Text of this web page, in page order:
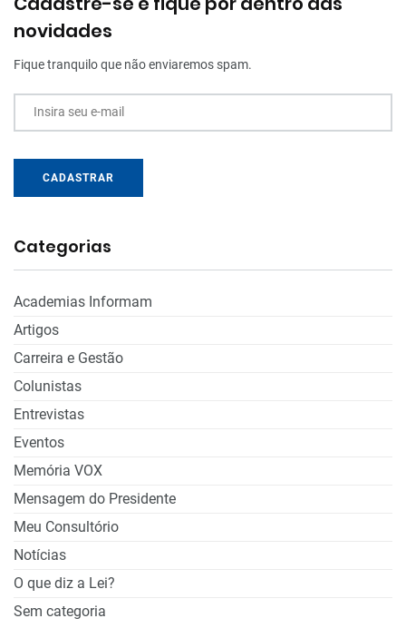
novidades
Fique tranquilo que não enviaremos spam.
Insira seu e-mail
CADASTRAR
Categorias
Academias Informam
Artigos
Carreira e Gestão
Colunistas
Entrevistas
Eventos
Memória VOX
Mensagem do Presidente
Meu Consultório
Notícias
O que diz a Lei?
Sem categoria